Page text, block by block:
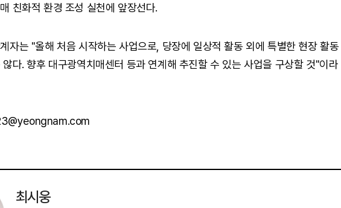
친화적 환경 조성 실천에 앞장선다.
자는 "올해 처음 시작하는 사업으로, 당장에 일상적 활동 외에 특별한 현장 활동
다. 향후 대구광역치매센터 등과 연계해 추진할 수 있는 사업을 구상할 것"이라
최시웅